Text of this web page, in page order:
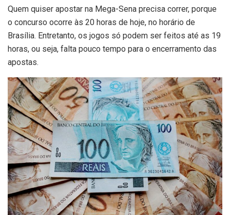
Quem quiser apostar na Mega-Sena precisa correr, porque
o concurso ocorre às 20 horas de hoje, no horário de
Brasília. Entretanto, os jogos só podem ser feitos até as 19
horas, ou seja, falta pouco tempo para o encerramento das
apostas.